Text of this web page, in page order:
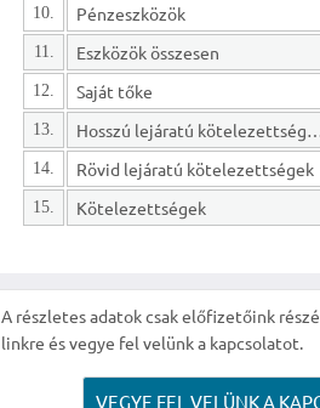
10. Pénzeszközök
11. Eszközök összesen
12. Saját tőke
13. Hosszú lejáratú
14. Rövid lejáratú kötelezettségek
15. Kötelezettségek
A részletes adatok csak előfizetőink
linkre és vegye fel velünk a kapcsolatot.
VEGYE FEL VELÜNK A